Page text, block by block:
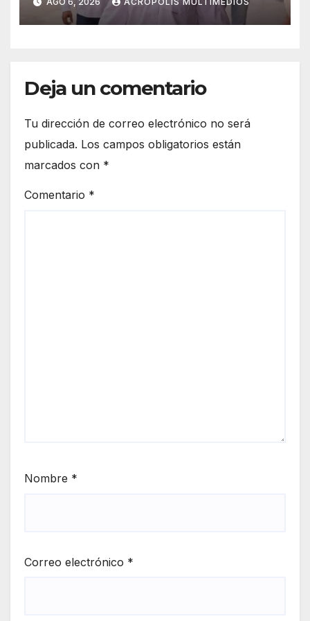
Deja un comentario
Tu dirección de correo electrónico no será
publicada. Los campos obligatorios están
marcados con *
Comentario *
Nombre *
Correo electrónico *